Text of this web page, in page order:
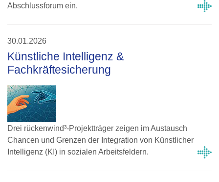
Abschlussforum ein.
30.01.2026
Künstliche Intelligenz &
Fachkräftesicherung
Drei rückenwind³-Projektträger zeigen im Austausch
Chancen und Grenzen der Integration von Künstlicher
Intelligenz (KI) in sozialen Arbeitsfeldern.